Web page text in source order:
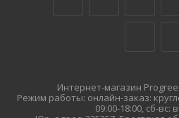
Интернет-магазин
Режим работы: онлайн-заказ:
09:00-18:00, сб-вс: